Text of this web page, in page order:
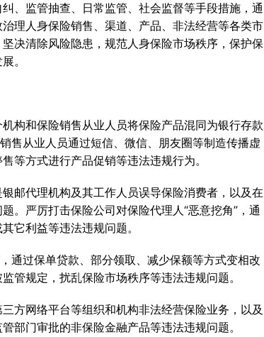
、监管抽查、日常监管、社会监督等手段措施，通
理人身保险销售、渠道、产品、非法经营等各类市
决清除风险隐患，规范人身保险市场秩序，保护保
。
构和保险销售从业人员将保险产品混同为银行存款
售从业人员通过短信、微信、朋友圈等制造传播虚
等方式进行产品促销等违法违规行为。
邮代理机构及其工作人员误导保险消费者，以及在
。严厉打击保险公司对保险代理人“恶意挖角”，通
它利益等违法违规问题。
通过保单贷款、部分领取、减少保额等方式变相改
管规定，扰乱保险市场秩序等违法违规问题。
方网络平台等组织和机构非法经营保险业务，以及
部门审批的非保险金融产品等违法违规问题。